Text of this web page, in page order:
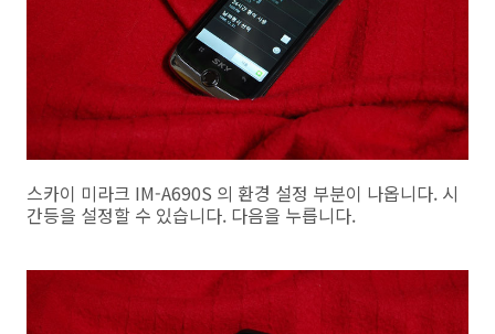
스카이 미라크 IM-A690S 의 환경 설정 부분이 나옵니다. 시
간등을 설정할 수 있습니다. 다음을 누릅니다.